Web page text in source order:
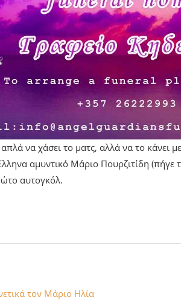
να χάσει το ματς, αλλά να το κάνει
αμυντικό Μάριο Πουρζιτίδη (πήγε
αυτογκόλ.
τον Μάριο Ηλία